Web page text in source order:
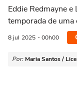
Eddie Redmayne
temporada de
8 jul 2025 - 00h00
Por: Maria Santos /